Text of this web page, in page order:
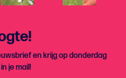
en krijg op donderdag
je mail!